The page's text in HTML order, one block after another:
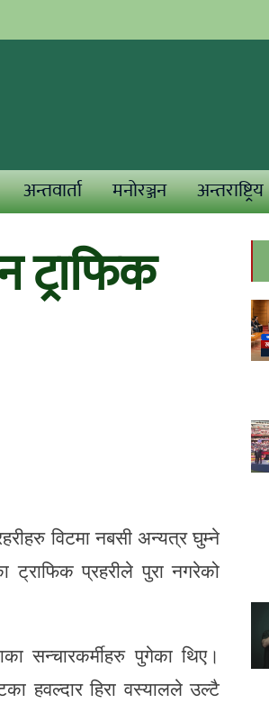
अन्तवार्ता मनोरञ्जन अन्तराष्ट्रिय
ट्राफिक
विटमा नबसी अन्यत्र घुम्ने
ट्राफिक प्रहरीले पुरा नगरेको
सन्चारकर्मीहरु पुगेका थिए।
हवल्दार हिरा वस्यालले उल्टै